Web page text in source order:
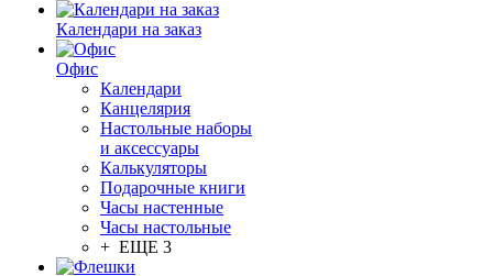
Календари на заказ
Офис
Календари
Канцелярия
Настольные наборы
и аксессуары
Калькуляторы
Подарочные книги
Часы настенные
Часы настольные
+ ЕЩЕ 3